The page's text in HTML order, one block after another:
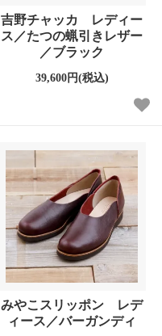
吉野チャッカ レディー
ス／たつの蝋引きレザー
／ブラック
39,600円(税込)
みやこスリッポン レデ
ィース／バーガンディ